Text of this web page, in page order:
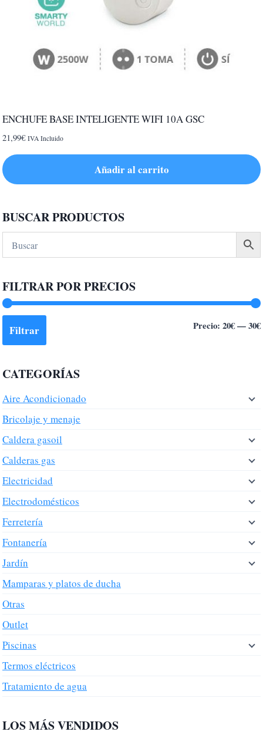
ENCHUFE BASE INTELIGENTE WIFI 10A GSC
21,99€ IVA Incluido
Añadir al carrito
BUSCAR PRODUCTOS
FILTRAR POR PRECIOS
Filtrar Precio: 20€—30€
CATEGORÍAS
Aire Acondicionado
Bricolaje y menaje
Caldera gasoil
Calderas gas
Electricidad
Electrodomésticos
Ferretería
Fontanería
Jardín
Mamparas y platos de ducha
Otras
Outlet
Piscinas
Termos eléctricos
Tratamiento de agua
LOS MÁS VENDIDOS